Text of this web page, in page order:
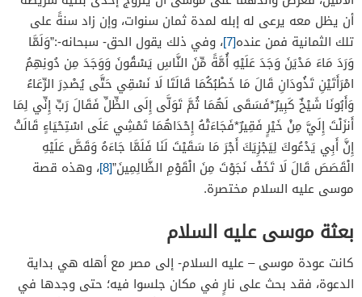
أن يظل معه يرعى له إبله لمدة ثمان سنوات، وإن زاد سنةً على
تلك الثمانية فمن عنده[7] ، وفي ذلك يقول الحق- سبحانه-:”وَلَمَّا
وَرَدَ مَاءَ مَدْيَنَ وَجَدَ عَلَيْهِ أُمَّةً مِّنَ النَّاسِ يَسْقُونَ وَوَجَدَ مِن دُونِهِمُ
امْرَأَتَيْنِ تَذُودَانِ قَالَ مَا خَطْبُكُمَا قَالَتَا لَا نَسْقِي حَتَّى يُصْدِرَ الرِّعَاءُ
وَأَبُونَا شَيْخٌ كَبِيرٌ*فَسَقَى لَهُمَا ثُمَّ تَوَلَّى إِلَى الظِّلِّ فَقَالَ رَبِّ إِنِّي لِمَا
أَنزَلْتَ إِلَيَّ مِنْ خَيْرٍ فَقِيرٌ*فَجَاءَتْهُ إِحْدَاهُمَا تَمْشِي عَلَى اسْتِحْيَاءٍ قَالَتْ
إِنَّ أَبِي يَدْعُوكَ لِيَجْزِيَكَ أَجْرَ مَا سَقَيْتَ لَنَا فَلَمَّا جَاءَهُ وَقَصَّ عَلَيْهِ
الْقَصَصَ قَالَ لَا تَخَفْ نَجَوْتَ مِنَ الْقَوْمِ الظَّالِمِينَ”[8] ، وهذه قصة
موسى عليه السلام مختصرة.
بعثة موسى عليه السلام
كانت عودة موسى – عليه السلام- إلى مصر مع أهله هي بداية
الدعوة، فقد بحث على نارٍ في مكان جلسوا فيه؛ حتى وجدها في